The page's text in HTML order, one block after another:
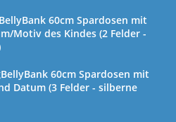
60cm Spardosen mit
Motiv des Kindes (2 Felder -
60cm Spardosen mit
Datum (3 Felder - silberne